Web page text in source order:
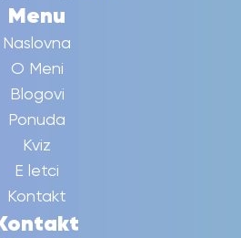
Menu
Naslovna
O Meni
Blogovi
Ponuda
Kviz
E letci
Kontakt